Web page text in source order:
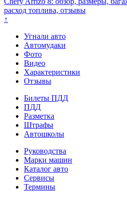
расход топлива, отзывы
↑
Угнали авто
Автомудаки
Фото
Видео
Характеристики
Отзывы
Билеты ПДД
ПДД
Разметка
Штрафы
Автошколы
Руководства
Марки машин
Каталог авто
Сервисы
Термины